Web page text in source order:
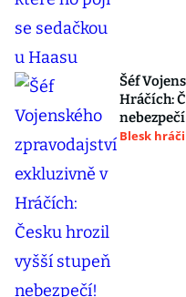
Šéf
Hráčích:
Blesk hráči